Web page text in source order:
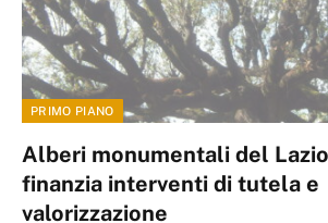
PRIMO PIANO
Alberi monumentali del
finanzia interventi di tutela e
valorizzazione